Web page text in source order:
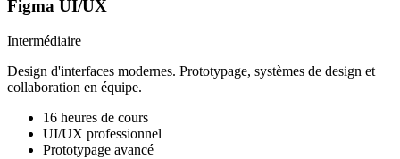
Figma UI/UX
Intermédiaire
Design d'interfaces modernes. Prototypage, systèmes de design et
collaboration en équipe.
16 heures de cours
UI/UX professionnel
Prototypage avancé